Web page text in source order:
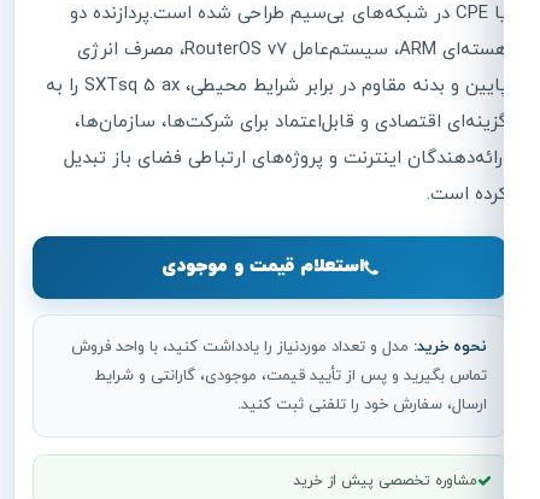
یا CPE در شبکه‌های بی‌سیم طراحی شده است.پردازنده دو
هسته‌ای ARM، سیستم‌عامل RouterOS v7، مصرف انرژی
پایین و بدنه مقاوم در برابر شرایط محیطی، SXTsq 5 ax را به
گزینه‌ای اقتصادی و قابل‌اعتماد برای شرکت‌ها، سازمان‌ها،
ارائه‌دهندگان اینترنت و پروژه‌های ارتباطی فضای باز تبدیل
کرده است.
استعلام قیمت و موجودی
نحوه خرید: مدل و تعداد موردنیاز را یادداشت کنید، با واحد فروش
تماس بگیرید و پس از تأیید قیمت، موجودی، گارانتی و شرایط
ارسال، سفارش خود را تلفنی ثبت کنید.
مشاوره تخصصی پیش از خرید